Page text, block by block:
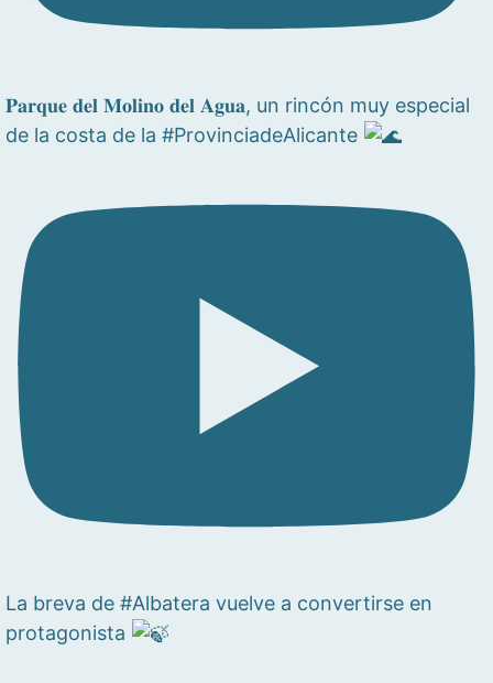
𝐏𝐚𝐫𝐪𝐮𝐞 𝐝𝐞𝐥 𝐌𝐨𝐥𝐢𝐧𝐨 𝐝𝐞𝐥 𝐀𝐠𝐮𝐚, un rincón muy especial
de la costa de la #ProvinciadeAlicante
La breva de #Albatera vuelve a convertirse en
protagonista